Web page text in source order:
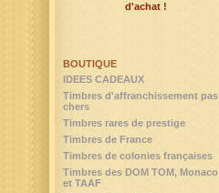
BOUTIQUE
IDEES CADEAUX
Timbres d'affranchissement pas
chers
Timbres rares de prestige
Timbres de France
Timbres de colonies françaises
Timbres des DOM TOM, Monaco
et TAAF
d'achat !